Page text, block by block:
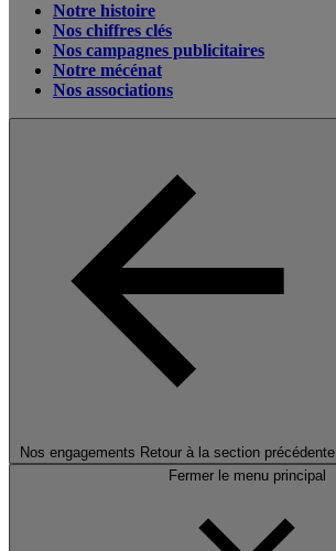
Notre histoire
Nos chiffres clés
Nos campagnes publicitaires
Notre mécénat
Nos associations
Nos engagements Retour à la section précédente
Fermer le menu principal